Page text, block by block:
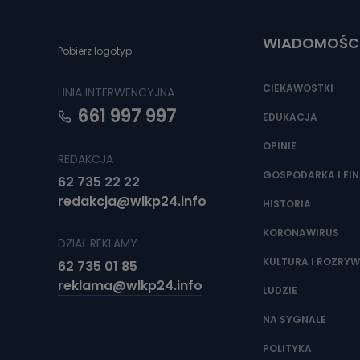
Jakie
Państwa (lub
źródeł
oraz partnerzy
Jak
Można to
Pobierz logotyp
LINIA INTERWENCYJNA
661 997 997
REDAKCJA
62 735 22 22
redakcja@wlkp24.info
DZIAŁ REKLAMY
62 735 01 85
reklama@wlkp24.info
CIEKAWOSTKI
EDUKACJA
OPINIE
GOSPODARKA I
HISTORIA
KORONAWIRUS
KULTURA I
LUDZIE
NA SYGNALE
POLITYKA